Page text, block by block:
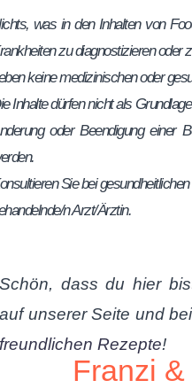
was in den Inhalten von
zu diagnostizieren oder
keine medizinischen oder
Inhalte dürfen nicht als
oder Beendigung einer
Sie bei
n Arzt/Ärztin.
Schön, dass du hier
auf unserer Seite und
freundlichen Rezepte!
Franzi